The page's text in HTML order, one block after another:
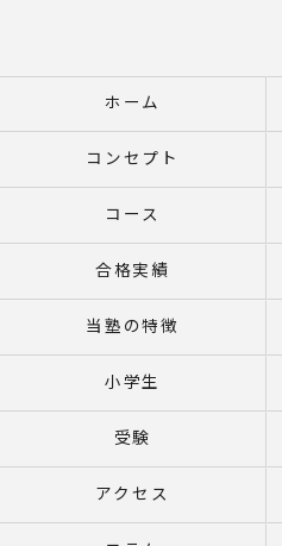
ホーム
コンセプト
コース
合格実績
当塾の特徴
小学生
受験
アクセス